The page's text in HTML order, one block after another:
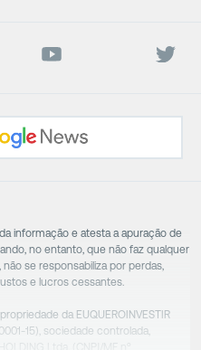
informação e atesta a apuração de
no entanto, que não faz qualquer
se responsabiliza por perdas,
e lucros cessantes.
da EUQUEROINVESTIR
15), sociedade controlada,